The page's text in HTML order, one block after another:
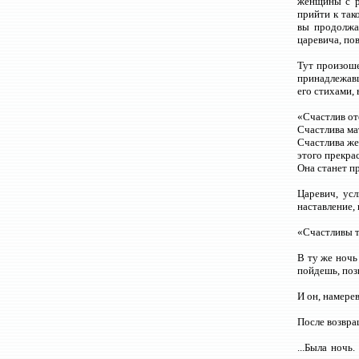
прийти к
вы
царевича,
Тут
его стихами,
«Счастлив
Счастлива
Счастлива
этого
Она станет
Царевич,
«Счастливы
В ту же ночь
пойдешь,
И он,
После
...Была